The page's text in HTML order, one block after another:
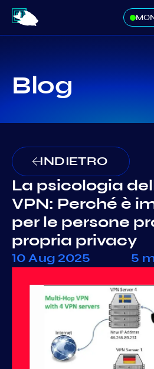
Blog
INDIETRO
La psicologia
VPN: Perché è
per le persone
propria privacy
10 Aug 2025 5